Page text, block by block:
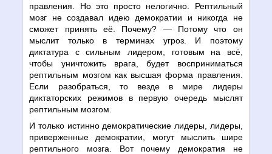
правления. Но это просто нелогично. Рептильный
мозг не создавал идею демократии и никогда не
сможет принять её. Почему? —Потому что он
мыслит только в терминах угроз. И поэтому
диктатура с сильным лидером, готовым на всё,
чтобы уничтожить врага, будет восприниматься
рептильным мозгом как высшая форма правления.
Если разобраться, то везде в мире лидеры
диктаторских режимов в первую очередь мыслят
рептильным мозгом.
И только истинно демократические лидеры, лидеры,
приверженные демократии, могут мыслить шире
рептильного мозга. Вот почему демократия не